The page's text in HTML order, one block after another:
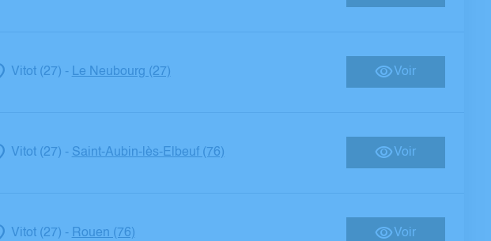
Vitot (27) - Le Neubourg (27) Voir
Vitot (27) - Saint-Aubin-lès-Elbeuf (76) Voir
Vitot (27) - Rouen (76) Voir